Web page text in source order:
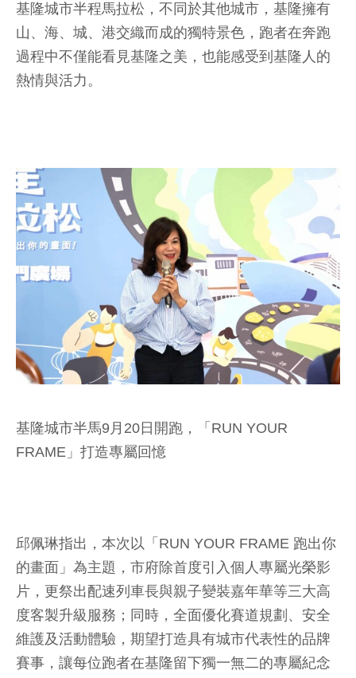
基隆城市半程馬拉松，不同於其他城市，基隆擁有
山、海、城、港交織而成的獨特景色，跑者在奔跑
過程中不僅能看見基隆之美，也能感受到基隆人的
熱情與活力。
基隆城市半馬9月20日開跑，「RUN YOUR
FRAME」打造專屬回憶
邱佩琳指出，本次以「RUN YOUR FRAME 跑出你
的畫面」為主題，市府除首度引入個人專屬光榮影
片，更祭出配速列車長與親子變裝嘉年華等三大高
度客製升級服務；同時，全面優化賽道規劃、安全
維護及活動體驗，期望打造具有城市代表性的品牌
賽事，讓每位跑者在基隆留下獨一無二的專屬紀念